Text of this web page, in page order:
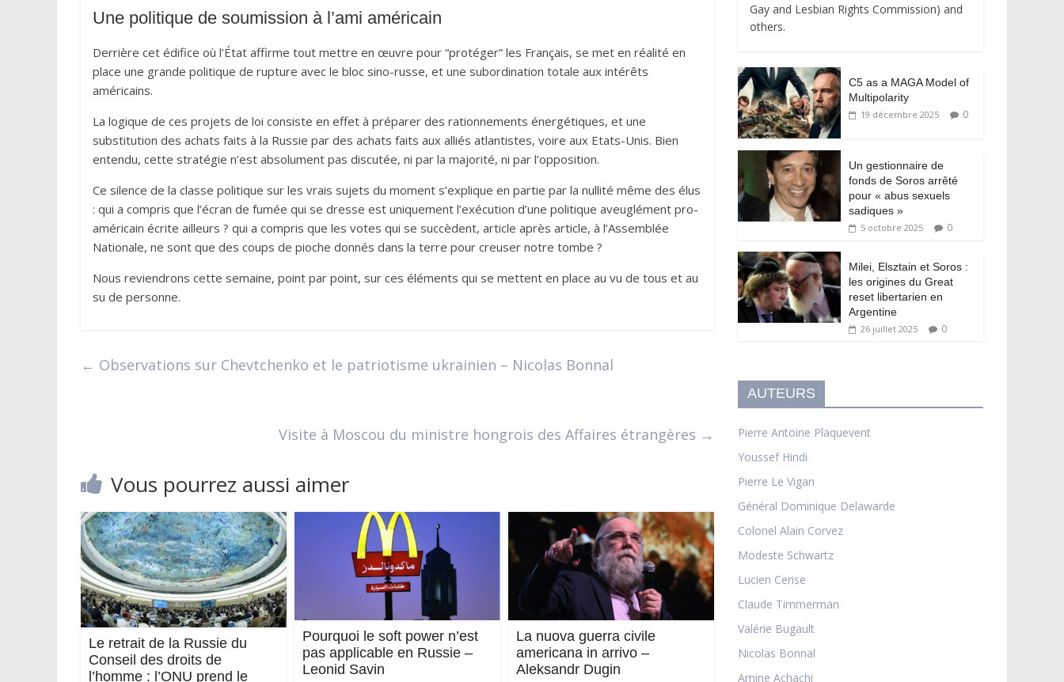
Une politique de soumission à l’ami américain
Derrière cet édifice où l’État affirme tout mettre en œuvre pour “protéger” les Français, se met en réalité en
place une grande politique de rupture avec le bloc sino-russe, et une subordination totale aux intérêts
américains.
La logique de ces projets de loi consiste en effet à préparer des rationnements énergétiques, et une
substitution des achats faits à la Russie par des achats faits aux alliés atlantistes, voire aux Etats-Unis. Bien
entendu, cette stratégie n’est absolument pas discutée, ni par la majorité, ni par l’opposition.
Ce silence de la classe politique sur les vrais sujets du moment s’explique en partie par la nullité même des élus
: qui a compris que l’écran de fumée qui se dresse est uniquement l’exécution d’une politique aveuglément pro-
américain écrite ailleurs ? qui a compris que les votes qui se succèdent, article après article, à l’Assemblée
Nationale, ne sont que des coups de pioche donnés dans la terre pour creuser notre tombe ?
Nous reviendrons cette semaine, point par point, sur ces éléments qui se mettent en place au vu de tous et au
su de personne.
← Observations sur Chevtchenko et le patriotisme ukrainien – Nicolas Bonnal
Visite à Moscou du ministre hongrois des Affaires étrangères →
Vous pourrez aussi aimer
Le retrait de la Russie du
Conseil des droits de
l’homme : l’ONU prend le
Pourquoi le soft power n’est
pas applicable en Russie –
Leonid Savin
La nuova guerra civile
americana in arrivo –
Aleksandr Dugin
Gay and Lesbian Rights Commission) and
others.
C5 as a MAGA Model of
Multipolarity
19 décembre 2025 0
Un gestionnaire de
fonds de Soros arrêté
pour « abus sexuels
sadiques »
5 octobre 2025 0
Milei, Elsztain et Soros :
les origines du Great
reset libertarien en
Argentine
26 juillet 2025 0
AUTEURS
Pierre Antoine Plaquevent
Youssef Hindi
Pierre Le Vigan
Général Dominique Delawarde
Colonel Alain Corvez
Modeste Schwartz
Lucien Cerise
Claude Timmerman
Valérie Bugault
Nicolas Bonnal
Amine Achachi